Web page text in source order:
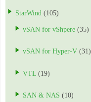
StarWind (105)
vSAN for vShpere (35)
vSAN for Hyper-V (31)
VTL (19)
SAN & NAS (10)